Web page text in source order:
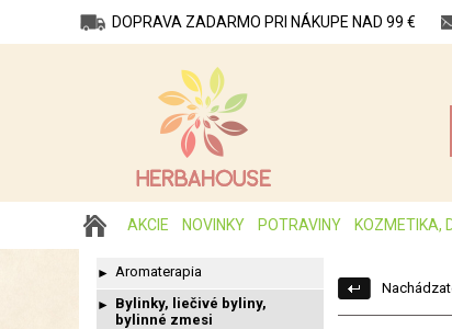
DOPRAVA ZADARMO PRI NÁKUPE NAD 99 €
AKCIE NOVINKY POTRAVINY KOZMETIKA,
► Aromaterapia
► Bylinky, liečivé byliny,
bylinné zmesi